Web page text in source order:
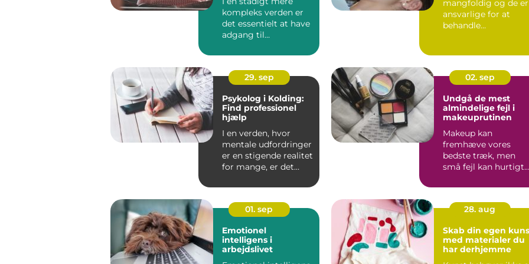
kompleks verden er
det essentielt at have
adgang til
psykologisk r&ar...
mangfoldig og de er
ansvarlige for at
behandle
29. sep
Psykolog i Kolding:
Find professionel
hjælp
I en verden, hvor
mentale udfordringer
er en stigende realitet
for mange, er det
02. sep
Undgå de mest
almindelige fejl i
makeuprutinen
Makeup kan
fremhæve vores
bedste træk, men
små fejl kan hurtigt
01. sep
Emotionel
intelligens i
arbejdslivet
28. aug
Skab din egen
med materialer du
har derhjemme